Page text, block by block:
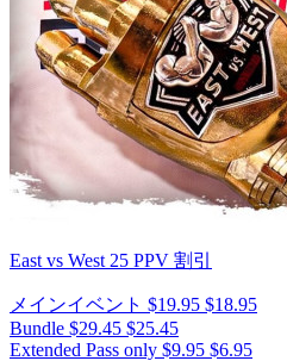
East vs West 25 PPV 割引
メインイベント $19.95 $18.95
Bundle $29.45 $25.45
Extended Pass only $9.95 $6.95